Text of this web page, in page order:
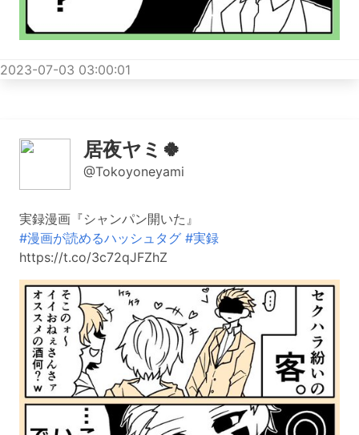
2023-07-03 03:00:01
居夜ヤミ🍀
@Tokoyoneyami
実録漫画『シャンパン開いた』
#漫画が読めるハッシュタグ #実録
https://t.co/3c72qJFZhZ